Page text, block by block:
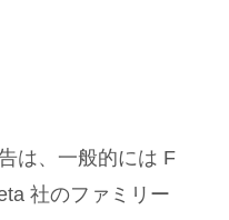
は、一般的には F
社のファミリー